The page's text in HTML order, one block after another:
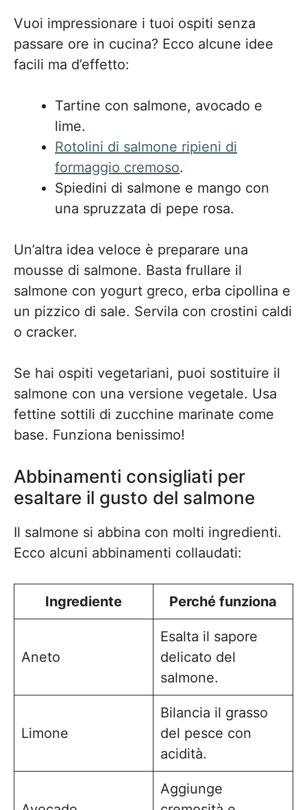
Vuoi impressionare i tuoi ospiti senza
passare ore in cucina? Ecco alcune idee
facili ma d’effetto:
Tartine con salmone, avocado e
lime.
Rotolini di salmone ripieni di
formaggio cremoso.
Spiedini di salmone e mango con
una spruzzata di pepe rosa.
Un’altra idea veloce è preparare una
mousse di salmone. Basta frullare il
salmone con yogurt greco, erba cipollina e
un pizzico di sale. Servila con crostini caldi
o cracker.
Se hai ospiti vegetariani, puoi sostituire il
salmone con una versione vegetale. Usa
fettine sottili di zucchine marinate come
base. Funziona benissimo!
Abbinamenti consigliati per
esaltare il gusto del salmone
Il salmone si abbina con molti ingredienti.
Ecco alcuni abbinamenti collaudati:
Ingrediente Perché funziona
Aneto
Esalta il sapore
delicato del
salmone.
Limone
Bilancia il grasso
del pesce con
acidità.
Aggiunge